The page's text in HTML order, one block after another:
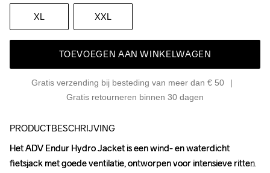
XL XXL
TOEVOEGEN AAN WINKELWAGEN
Gratis verzending bij besteding van meer dan € 50
Gratis retourneren binnen 30 dagen
PRODUCTBESCHRIJVING
Het ADV Endur Hydro Jacket is een wind- en waterdicht
fietsjack met goede ventilatie, ontworpen voor intensieve ritten
Het ADV Endur Hydro Jacket is een wind- en waterdicht
fietsjack met goede ventilatie, ontworpen voor intensieve ritten